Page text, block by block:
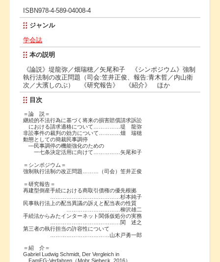
ISBN978-4-589-04008-4
ジャンル
学会誌
本の説明
《論説》堤龍弥／畑瑞穂／矢尾和子 《シンポジウム》強制
執行法制の改正問題（司会:笠井正俊、報告:青木哲／内山衛
次／大濱しのぶ） 《研究報告》 《紹介》 ほか
目次
＝論 説＝
継続的不法行為に基づく将来の損害賠償請求訴訟
における請求適格について……………堤 龍弥
非訟事件の裁判の効力について…………畑 瑞穂
動態としての簡裁民事調停
―民事調停の機能強化のための
一七条決定活用に向けて……………矢尾和子
＝シンポジウム＝
強制執行法制の改正問題………（司会）笠井正俊
＝研究報告＝
再建型倒産手続における商取引債権の優先根拠
…………………………………杉本純子
民事執行法上の配当異議の訴えと配当表の性質
…………………………柳沢雄二
手続法からみたインターネット関係仮処分の実務
…………………………………関 述之
第三者の執行担当の許容性について
……………………………山木戸勇一郎
＝紹 介＝
Gabriel Ludwig Schmidt, Der Vergleich in
FamFG-Verfahren（Mohr Siebeck, 2016）